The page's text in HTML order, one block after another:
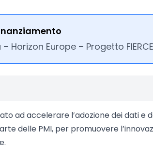
Horizon Europe – Progetto FIERCE
ad accelerare l’adozione dei dati e
delle PMI, per promuovere